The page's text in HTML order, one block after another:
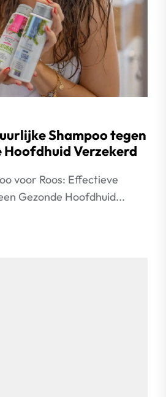
Shampoo tegen
Hoofdhuid Verzekerd
voor Roos: Effectieve
Gezonde Hoofdhuid...